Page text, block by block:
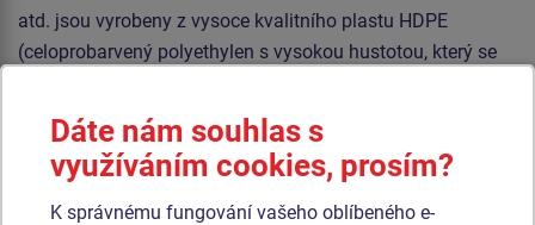
atd. jsou vyrobeny z vysoce kvalitního plastu HDPE
(celoprobarvený polyethylen s vysokou hustotou, který se
záření a hlavně bezpečností, protože je nelámavý a nehrozí
tak žádné nebezpečí zranění dětí ostrými úlomky). Podesta
je vyrobena z HPL (vysokotlaký laminát opatřený
protiskluzem, který se vyznačuje vysokou barevnou
Dáte nám souhlas s
využíváním cookies, prosím?
K správnému fungování vašeho oblíbeného e-